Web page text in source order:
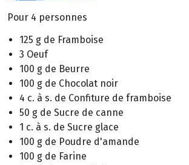
Pour 4 personnes
125 g de Framboise
3 Oeuf
100 g de Beurre
100 g de Chocolat noir
4 c. à s. de Confiture de framboise
50 g de Sucre de canne
1 c. à s. de Sucre glace
100 g de Poudre d'amande
100 g de Farine